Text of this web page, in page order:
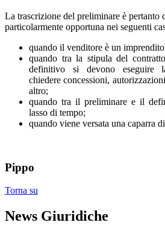
La trascrizione del preliminare è pertanto
particolarmente opportuna nei seguenti
quando il venditore è un
quando tra la stipula del
definitivo si devono eseguire
chiedere concessioni,
altro;
quando tra il preliminare e il
lasso di tempo;
quando viene versata una caparra
Pippo
Torna su
News Giuridiche